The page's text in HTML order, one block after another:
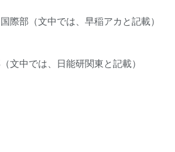
際部 （文中では、早稲アカと記載）
（文中では、日能研関東と記載）